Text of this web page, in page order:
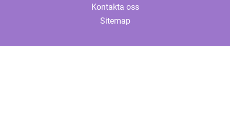
Kontakta oss
Sitemap